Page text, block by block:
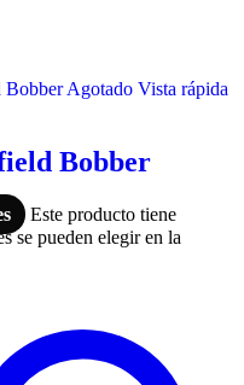
Agotado Vista rápida
Bobber
Este producto tiene
se pueden elegir en la